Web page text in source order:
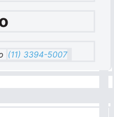
(11) 3394-5007